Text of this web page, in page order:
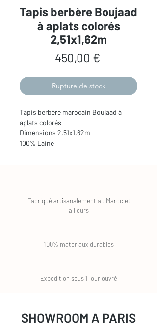
Tapis berbère Boujaad
à aplats colorés
2,51x1,62m
450,00 €Prix
Rupture de stock
Tapis berbère marocain Boujaad à
aplats colorés
Dimensions 2,51x1,62m
100% Laine
Fabriqué artisanalement au Maroc et
ailleurs
100% matériaux durables
Expédition sous 1 jour ouvré
SHOWROOM A PARIS